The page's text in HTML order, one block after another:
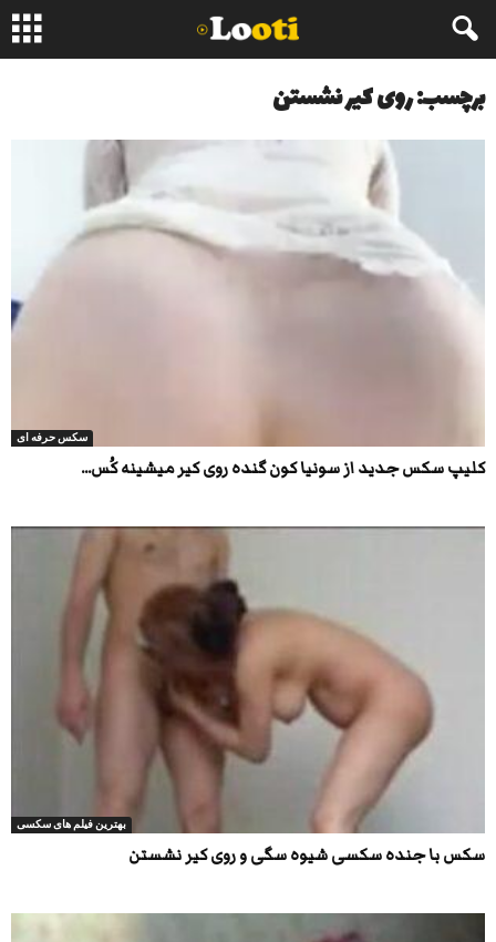
برچسب: روی کیر نشستن
سکس حرفه ای
کلیپ سکس جدید از سونیا کون گنده روی کیر میشینه کُس...
بهترین فیلم های سکسی
سکس با جنده سکسی شیوه سگی و روی کیر نشستن